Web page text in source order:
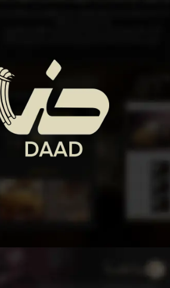
المطاعم
شريككم المثالي لتحقيق النجاح في عالم
خدمات تسويقية مبتكرة
الإطلاع على